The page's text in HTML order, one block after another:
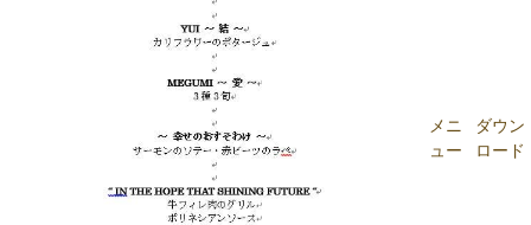
メニ
ュー
ダウン
ロード